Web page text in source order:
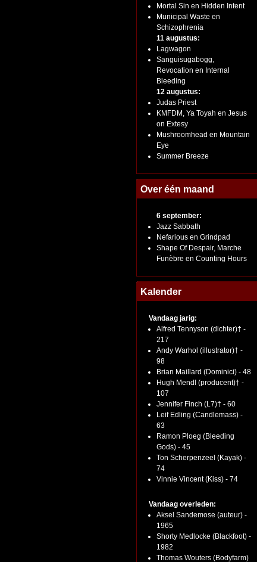
Mortal Sin en Hidden Intent
Municipal Waste en
Schizophrenia
11 augustus:
Lagwagon
Sanguisugabogg,
Revocation en Internal
Bleeding
12 augustus:
Judas Priest
KMFDM, Ya Toyah en Jesus
on Extesy
Mushroomhead en Mountain
Eye
Summer Breeze
Over één maand
6 september:
Jazz Sabbath
Nefarious en Grindpad
Shape Of Despair, Marche
Funèbre en Counting Hours
Kalender
Vandaag jarig:
Alfred Tennyson (dichter)† -
217
Andy Warhol (illustrator)† -
98
Brian Maillard (Dominici) - 48
Hugh Mendl (producent)† -
107
Jennifer Finch (L7)† - 60
Leif Edling (Candlemass) -
63
Ramon Ploeg (Bleeding
Gods) - 45
Ton Scherpenzeel (Kayak) -
74
Vinnie Vincent (Kiss) - 74
Vandaag overleden:
Aksel Sandemose (auteur) -
1965
Shorty Medlocke (Blackfoot) -
1982
Thomas Wouters (Bodyfarm)